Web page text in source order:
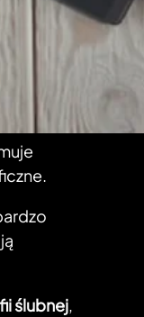
ślubnej,